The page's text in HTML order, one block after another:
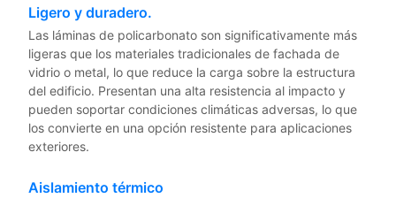
Ligero y duradero.
Las láminas de policarbonato son significativamente más
ligeras que los materiales tradicionales de fachada de
vidrio o metal, lo que reduce la carga sobre la estructura
del edificio. Presentan una alta resistencia al impacto y
pueden soportar condiciones climáticas adversas, lo que
los convierte en una opción resistente para aplicaciones
exteriores.
Aislamiento térmico